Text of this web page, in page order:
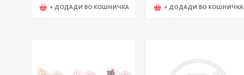
+ ДОДАДИ ВО КОШНИЧКА + ДОДАДИ ВО КОШНИЧКА